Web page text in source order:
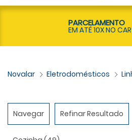
PARCELAMENTO
EM ATÉ 10X NO
Eletrodomésticos
Navegar Refinar Resultado